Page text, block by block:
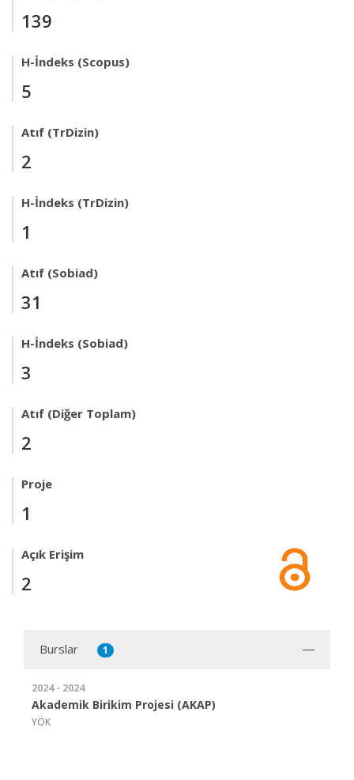
139
H-İndeks (Scopus)
5
Atıf (TrDizin)
2
H-İndeks (TrDizin)
1
Atıf (Sobiad)
31
H-İndeks (Sobiad)
3
Atıf (Diğer Toplam)
2
Proje
1
Açık Erişim
2
Burslar 1
2024 - 2024
Akademik Birikim Projesi (AKAP)
YÖK